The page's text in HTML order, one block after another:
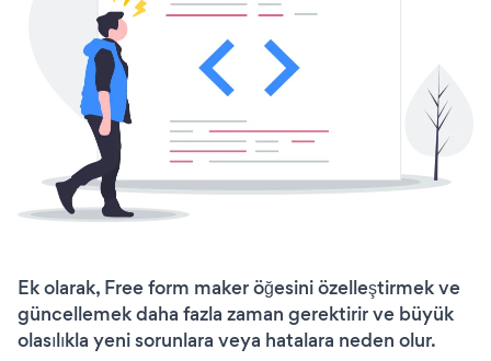
Ek olarak, Free form maker öğesini özelleştirmek ve
güncellemek daha fazla zaman gerektirir ve büyük
olasılıkla yeni sorunlara veya hatalara neden olur.